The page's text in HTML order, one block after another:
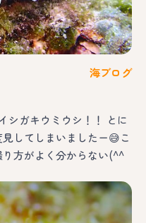
海ブログ
シガキウミウシ！！ とに
してしまいましたー😅こ
方がよく分からない(^^